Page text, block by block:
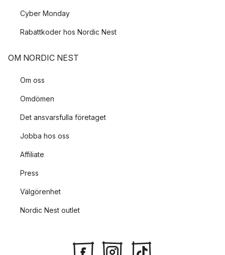
Cyber Monday
Rabattkoder hos Nordic Nest
OM NORDIC NEST
Om oss
Omdömen
Det ansvarsfulla företaget
Jobba hos oss
Affiliate
Press
Välgörenhet
Nordic Nest outlet